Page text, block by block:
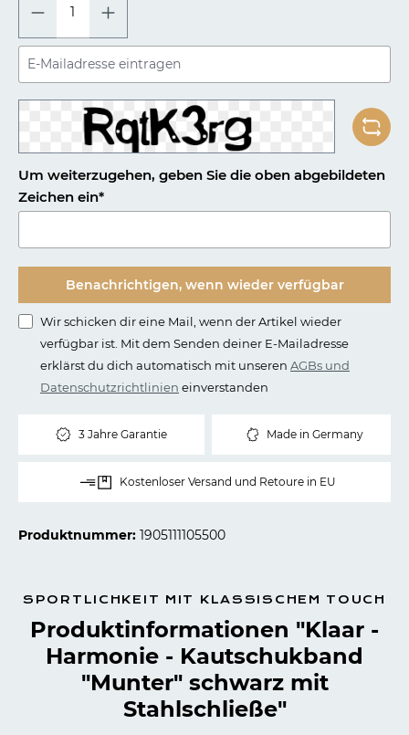
Um weiterzugehen, geben Sie die oben abgebildeten
Zeichen ein*
Benachrichtigen, wenn wieder verfügbar
Wir schicken dir eine Mail, wenn der Artikel wieder
verfügbar ist. Mit dem Senden deiner E-Mailadresse
erklärst du dich automatisch mit unseren AGBs und
Datenschutzrichtlinien einverstanden
3 Jahre Garantie Made in Germany
Kostenloser Versand und Retoure in EU
Produktnummer: 1905111105500
SPORTLICHKEIT MIT KLASSISCHEM TOUCH
Produktinformationen "Klaar -
Harmonie - Kautschukband
"Munter" schwarz mit
Stahlschließe"